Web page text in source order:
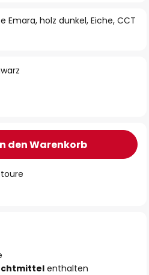
Emara, holz dunkel, Eiche, CCT
den Warenkorb
enthalten